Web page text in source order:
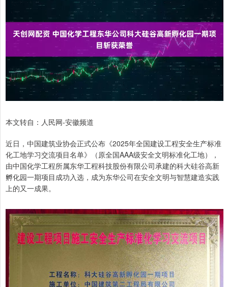
本文转自：人民网-安徽频道
近日，中国建筑业协会正式公布《2025年全国建设工程安全生产标准
化工地学习交流项目名单》（原全国AAA级安全文明标准化工地），
由中国化学工程所属东华工程科技股份有限公司承建的科大硅谷高新
孵化园一期项目成功入选，成为东华公司在安全文明与智慧建造实践
上的又一成果。